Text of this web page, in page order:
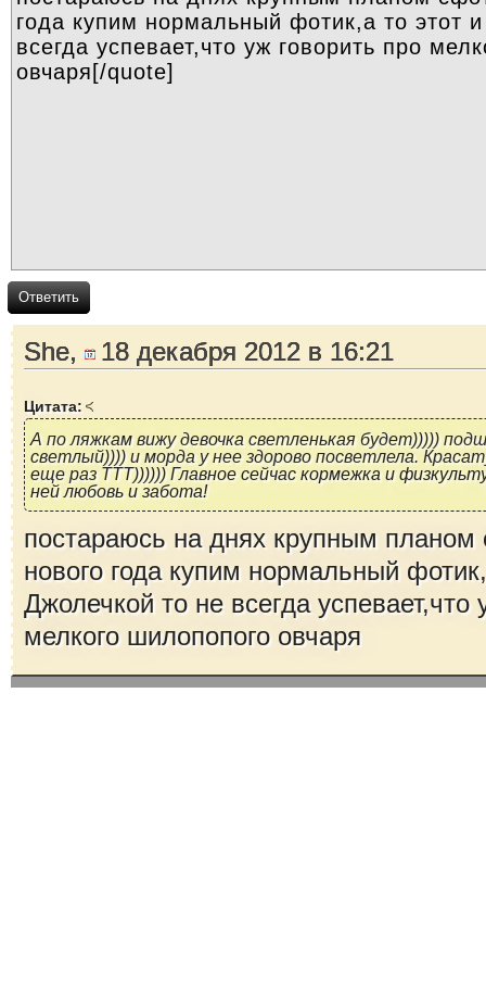
Ответить
She, 18 декабря 2012 в 16:21
Цитата:
А по ляжкам вижу девочка светленькая будет)))))
светлый)))) и морда у нее здорово посветлела.
еще раз ТТТ)))))) Главное сейчас кормежка и
ней любовь и забота!
постараюсь на днях крупным планом
нового года купим нормальный
Джолечкой то не всегда успевает,что
мелкого шилопопого овчаря